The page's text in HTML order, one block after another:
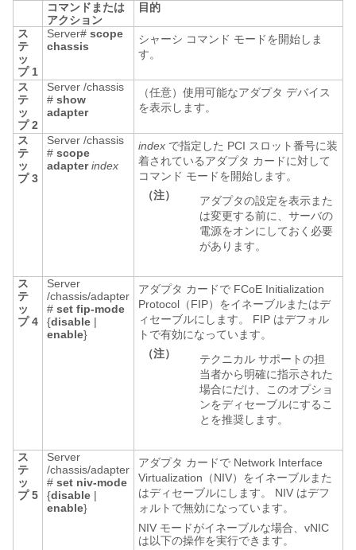
コマンドまたは
アクション
目的
ス
テ
ッ
プ 1
Server# scope
chassis
シャーシ コマンド モードを開始しま
す。
ス
テ
ッ
プ 2
Server /chassis
# show
adapter
（任意）使用可能なアダプタ デバイス
を表示します。
ス
テ
ッ
プ 3
Server /chassis
# scope
adapterindex
index で指定した PCI スロット番号に装
着されているアダプタ カードに対して
コマンド モードを開始します。
（注）
アダプタの設定を表示また
は変更する前に、サーバの
電源をオンにしておく必要
があります。
ス
テ
ッ
プ 4
Server
/chassis/adapter
# set fip-mode
{disable |
enable}
アダプタ カードで FCoE Initialization
Protocol（FIP）をイネーブルまたはデ
ィセーブルにします。 FIP はデフォル
トで有効になっています。
（注）
テクニカル サポートの担
当者から明確に指示された
場合にだけ、このオプショ
ンをディセーブルにするこ
とを推奨します。
ス
テ
ッ
プ 5
Server
/chassis/adapter
# set niv-mode
{disable |
enable}
アダプタ カードで Network Interface
Virtualization（NIV）をイネーブルまた
はディセーブルにします。 NIV はデフ
ォルトで無効になっています。
NIV モードがイネーブルな場合、vNIC
は以下の操作を実行できます。